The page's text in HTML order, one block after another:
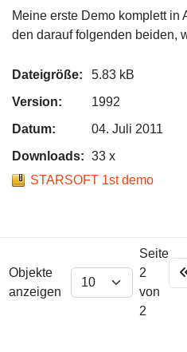
Meine erste Demo komplett in
den darauf folgenden beiden,
Dateigröße:
5.83 kB
Version:
1992
Datum:
04. Juli 2011
Downloads: 33 x
STARSOFT 1st demo
Objekte
anzeigen
Seite
2
von
2